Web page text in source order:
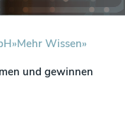
Mehr Wissen
und gewinnen